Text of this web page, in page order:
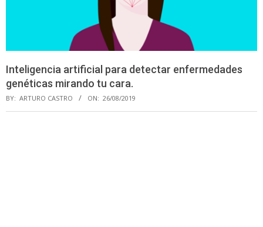
Inteligencia artificial para detectar enfermedades
genéticas mirando tu cara.
BY: ARTURO CASTRO ON: 26/08/2019